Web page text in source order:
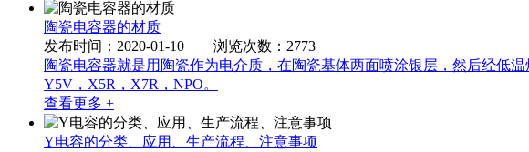
陶瓷电容器的材质
发布时间：2020-01-10 浏览次数：2773
陶瓷电容器就是用陶瓷作为电介质，在陶瓷基体两面喷涂银层，然后经低
Y5V，X5R，X7R，NPO。
查看更多 +
Y电容的分类、应用、生产流程、注意事项